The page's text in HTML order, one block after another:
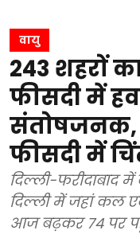
वायु
243 शहरों का
फीसदी में
संतोषजनक,
फीसदी में
दिल्ली-फरीदाबाद
दिल्ली में जहां कल
आज बढ़कर 74 पर